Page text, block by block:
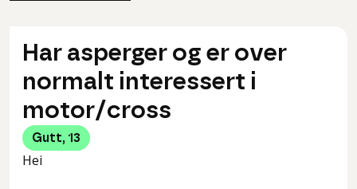
Har asperger og er over
normalt interessert i
motor/cross
Gutt, 13
Hei